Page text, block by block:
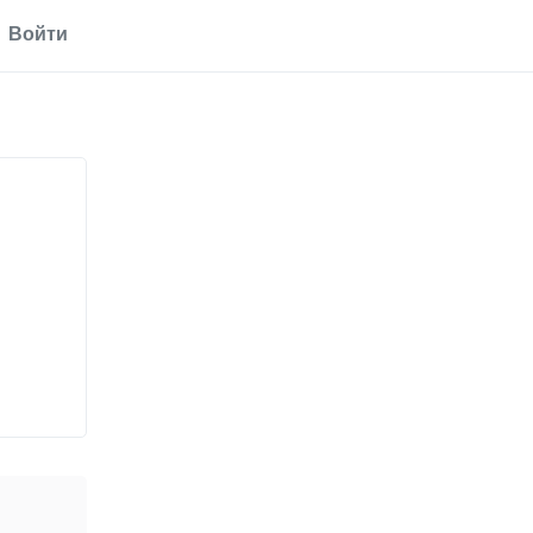
Войти